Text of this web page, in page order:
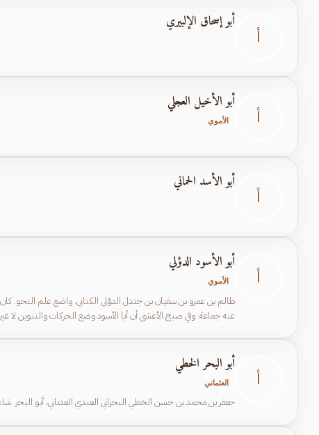
أبو إسحاق الإلبيري
أبو الأخيل العجلي
الأموي
أبو الأسد الحماني
أبو الأسود الدؤلي
الأموي
ظالم بن عمرو بن سفيان بن جندل الدؤلي الكناني. واضع علم النحو.
عنه جماعة. وفي صبح الأعشى أن أبا الأسود وضع الحركات والتنوين لا
أ
أبو البحر الخطي
العثماني
جعفر بن محمد بن حسن الخطي البحراني العبدي العدناني، أبو البحر. شاعر الخط في عصره، من أهل